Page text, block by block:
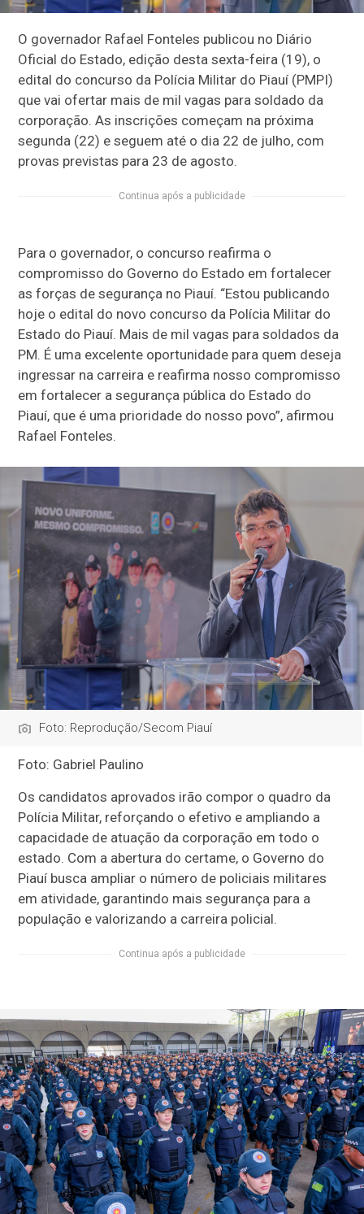
O governador Rafael Fonteles publicou no Diário
Oficial do Estado, edição desta sexta-feira (19), o
edital do concurso da Polícia Militar do Piauí (PMPI)
que vai ofertar mais de mil vagas para soldado da
corporação. As inscrições começam na próxima
segunda (22) e seguem até o dia 22 de julho, com
provas previstas para 23 de agosto.
Continua após a publicidade
Para o governador, o concurso reafirma o
compromisso do Governo do Estado em fortalecer
as forças de segurança no Piauí. “Estou publicando
hoje o edital do novo concurso da Polícia Militar do
Estado do Piauí. Mais de mil vagas para soldados da
PM. É uma excelente oportunidade para quem deseja
ingressar na carreira e reafirma nosso compromisso
em fortalecer a segurança pública do Estado do
Piauí, que é uma prioridade do nosso povo”, afirmou
Rafael Fonteles.
Foto: Reprodução/Secom Piauí
Foto: Gabriel Paulino
Os candidatos aprovados irão compor o quadro da
Polícia Militar, reforçando o efetivo e ampliando a
capacidade de atuação da corporação em todo o
estado. Com a abertura do certame, o Governo do
Piauí busca ampliar o número de policiais militares
em atividade, garantindo mais segurança para a
população e valorizando a carreira policial.
Continua após a publicidade